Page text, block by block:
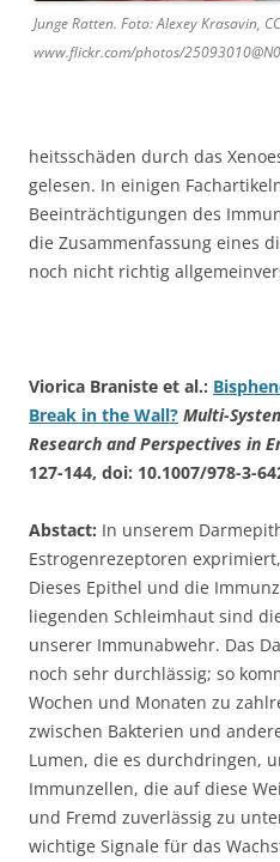
Junge Ratten. Foto: Alexey Krasavin,
www.flickr.com/photos/
heitsschäden durch das
gelesen. In einigen
Beeinträchtigungen des
die Zusammenfassung eines
noch nicht richtig
Viorica Braniste et al.:
Break in the Wall? Multi-
Research and Perspectives in
127-144, doi: 10.1007/978-3-
Abstact: In unserem
Estrogenrezeptoren
Dieses Epithel und die
liegenden Schleimhaut sind
unserer Immunabwehr. Das
noch sehr durchlässig; so
Wochen und Monaten zu
zwischen Bakterien und
Lumen, die es durchdringen,
Immunzellen, die auf diese
und Fremd zuverlässig zu
wichtige Signale für das